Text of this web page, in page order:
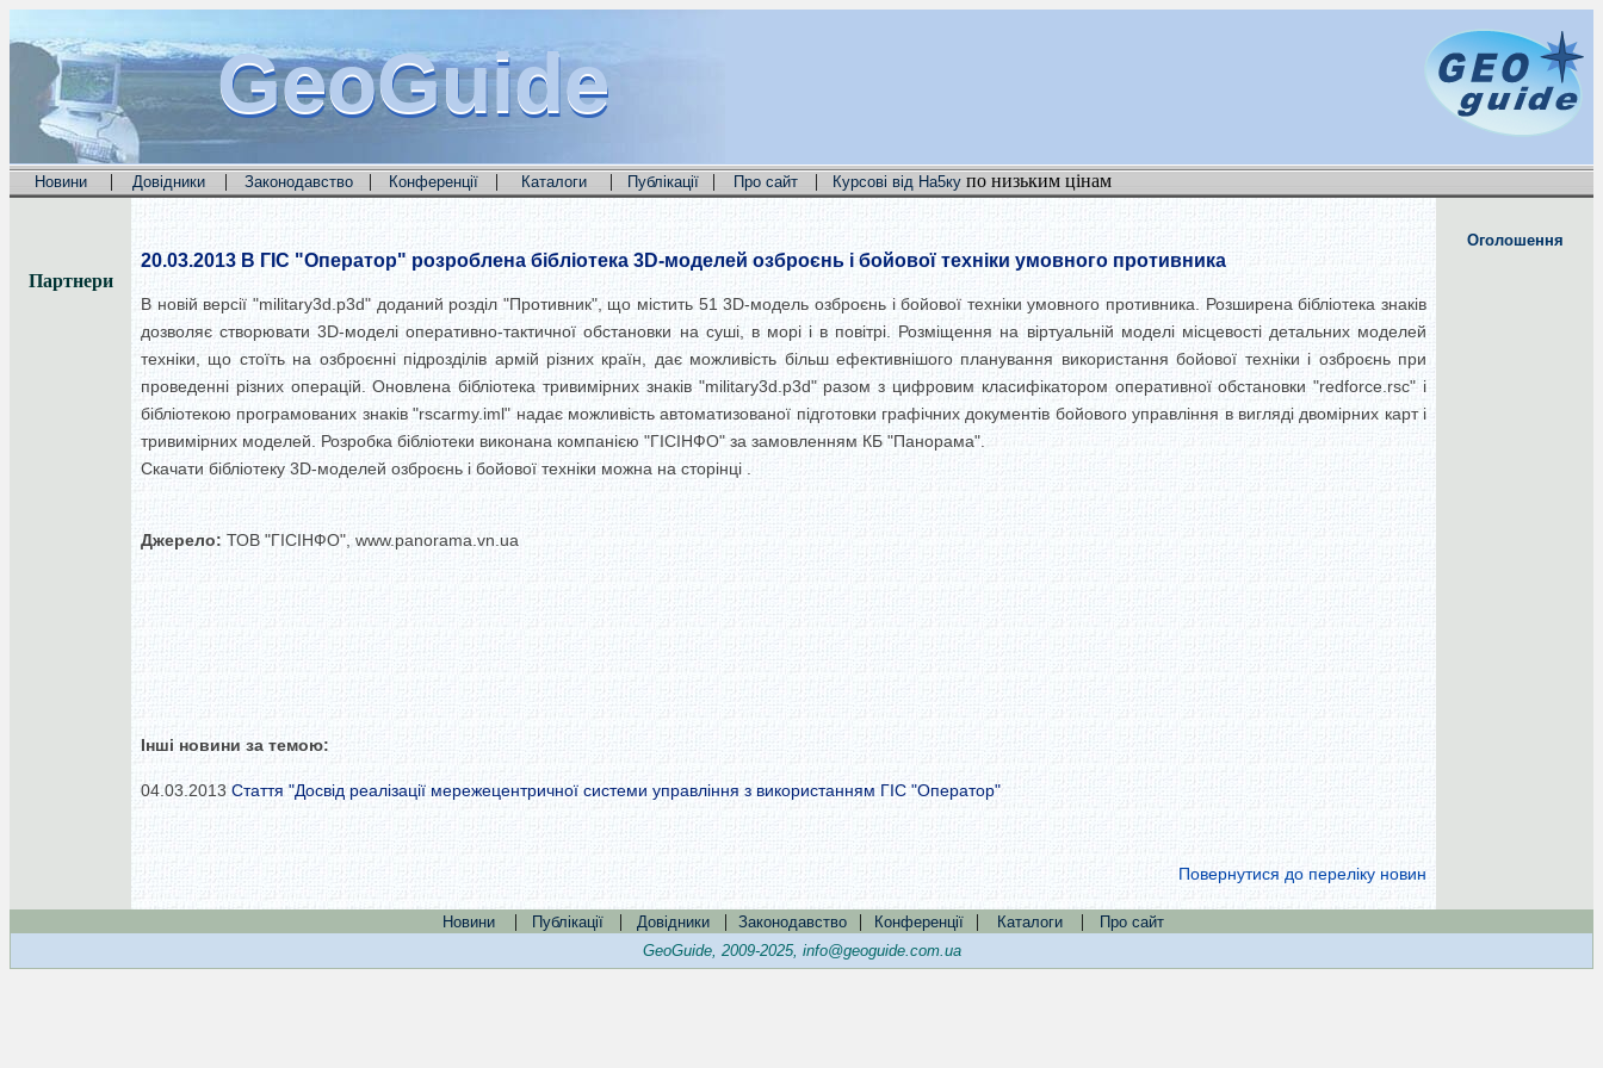
GeoGuide
GeoGuide
GeoGuide
Новини | Довідники | Законодавство | Конференції | Каталоги | Публікації | Про сайт | Курсові від На5ку по низьким цінам
Партнери
20.03.2013 В ГІС "Оператор" розроблена бібліотека 3D-моделей озброєнь і бойової техніки умовного противника
В новій версії "military3d.p3d" доданий розділ "Противник", що містить 51 3D-модель озброєнь і бойової техніки умовного противника. Розширена бібліотека знаків
дозволяє створювати 3D-моделі оперативно-тактичної обстановки на суші, в морі і в повітрі. Розміщення на віртуальній моделі місцевості детальних моделей
техніки, що стоїть на озброєнні підрозділів армій різних країн, дає можливість більш ефективнішого планування використання бойової техніки і озброєнь при
проведенні різних операцій. Оновлена бібліотека тривимірних знаків "military3d.p3d" разом з цифровим класифікатором оперативної обстановки "redforce.rsc" і
бібліотекою програмованих знаків "rscarmy.iml" надає можливість автоматизованої підготовки графічних документів бойового управління в вигляді двомірних карт і
тривимірних моделей. Розробка бібліотеки виконана компанією "ГІСІНФО" за замовленням КБ "Панорама".
Скачати бібліотеку 3D-моделей озброєнь і бойової техніки можна на сторінці .
Джерело: ТОВ "ГІСІНФО", www.panorama.vn.ua
Інші новини за темою:
04.03.2013 Стаття "Досвід реалізації мережецентричної системи управління з використанням ГІС "Оператор"
Повернутися до переліку новин
Оголошення
Новини | Публікації | Довідники | Законодавство | Конференції | Каталоги |
Про сайт
GeoGuide, 2009-2025, info@geoguide.com.ua